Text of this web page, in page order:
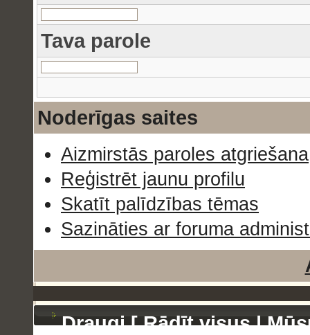
Tava parole
Noderīgas saites
Aizmirstās paroles atgriešana
Reģistrēt jaunu profilu
Skatīt palīdzības tēmas
Sazināties ar foruma
Draugi [Rādīt visus|